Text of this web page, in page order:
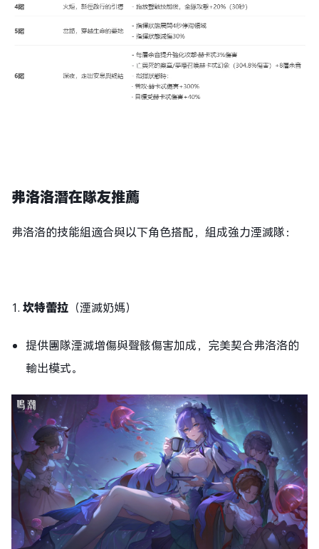
弗洛洛潛在隊友推薦
弗洛洛的技能組適合與以下角色搭配，組成強力湮滅隊：
1. 坎特蕾拉 （湮滅奶媽）
提供團隊湮滅增傷與聲骸傷害加成，完美契合弗洛洛的
輸出模式。